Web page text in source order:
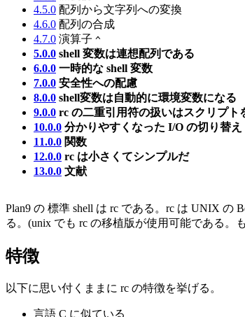
4.5.0 配列から文字列への変換
4.6.0 配列の合成
4.7.0 演算子 ^
5.0.0 shell 変数は連想配列である
6.0.0 一時的な shell 変数
7.0.0 安全性への配慮
8.0.0 shell変数は自動的に環境変数になる
9.0.0 rc の二重引用符の扱いはスクリプト
10.0.0 分かりやすくなった I/O の切り替え
11.0.0 関数
12.0.0 rc は小さくてシンプルだ
13.0.0 文献
Plan9 の 標準 shell は rc である。rc は UNIX の
る。(unix でも rc の移植版が使用可能である。
特徴
以下に思い付くままに rc の特徴を挙げる。
言語 C に似ている